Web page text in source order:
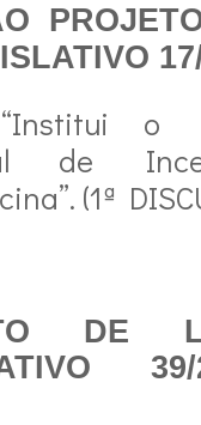
“Institui o
de
(1ª
DE